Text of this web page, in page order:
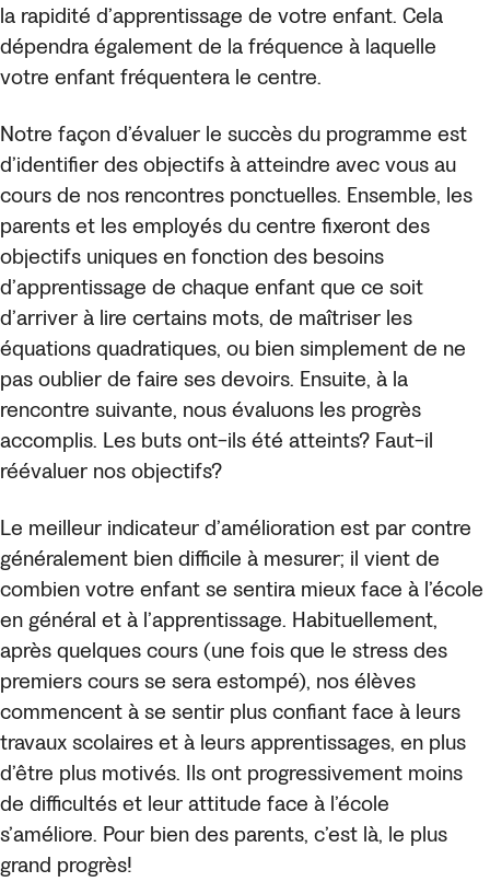
la rapidité d’apprentissage de votre enfant. Cela
dépendra également de la fréquence à laquelle
votre enfant fréquentera le centre.
Notre façon d’évaluer le succès du programme est
d’identifier des objectifs à atteindre avec vous au
cours de nos rencontres ponctuelles. Ensemble, les
parents et les employés du centre fixeront des
objectifs uniques en fonction des besoins
d’apprentissage de chaque enfant que ce soit
d’arriver à lire certains mots, de maîtriser les
équations quadratiques, ou bien simplement de ne
pas oublier de faire ses devoirs. Ensuite, à la
rencontre suivante, nous évaluons les progrès
accomplis. Les buts ont-ils été atteints? Faut-il
réévaluer nos objectifs?
Le meilleur indicateur d’amélioration est par contre
généralement bien difficile à mesurer; il vient de
combien votre enfant se sentira mieux face à l’école
en général et à l’apprentissage. Habituellement,
après quelques cours (une fois que le stress des
premiers cours se sera estompé), nos élèves
commencent à se sentir plus confiant face à leurs
travaux scolaires et à leurs apprentissages, en plus
d’être plus motivés. Ils ont progressivement moins
de difficultés et leur attitude face à l’école
s’améliore. Pour bien des parents, c’est là, le plus
grand progrès!